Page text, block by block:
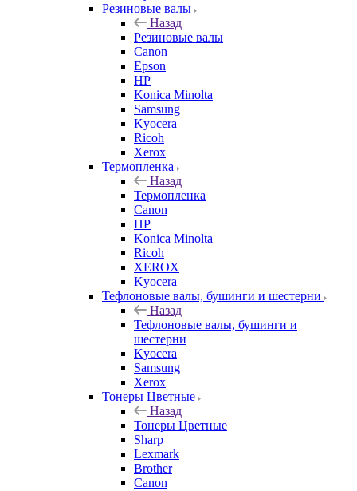
Резиновые валы
Назад
Резиновые валы
Canon
Epson
HP
Konica Minolta
Samsung
Kyocera
Ricoh
Xerox
Термопленка
Назад
Термопленка
Canon
HP
Konica Minolta
Ricoh
XEROX
Kyocera
Тефлоновые валы, бушинги и шестерни
Назад
Тефлоновые валы, бушинги и
шестерни
Kyocera
Samsung
Xerox
Тонеры Цветные
Назад
Тонеры Цветные
Sharp
Lexmark
Brother
Canon